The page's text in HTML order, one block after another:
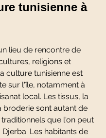
tunisienne à
lieu de rencontre de
religions et
culture tunisienne est
sur l'île, notamment à
local. Les tissus, la
broderie sont autant de
que l'on peut
Les habitants de